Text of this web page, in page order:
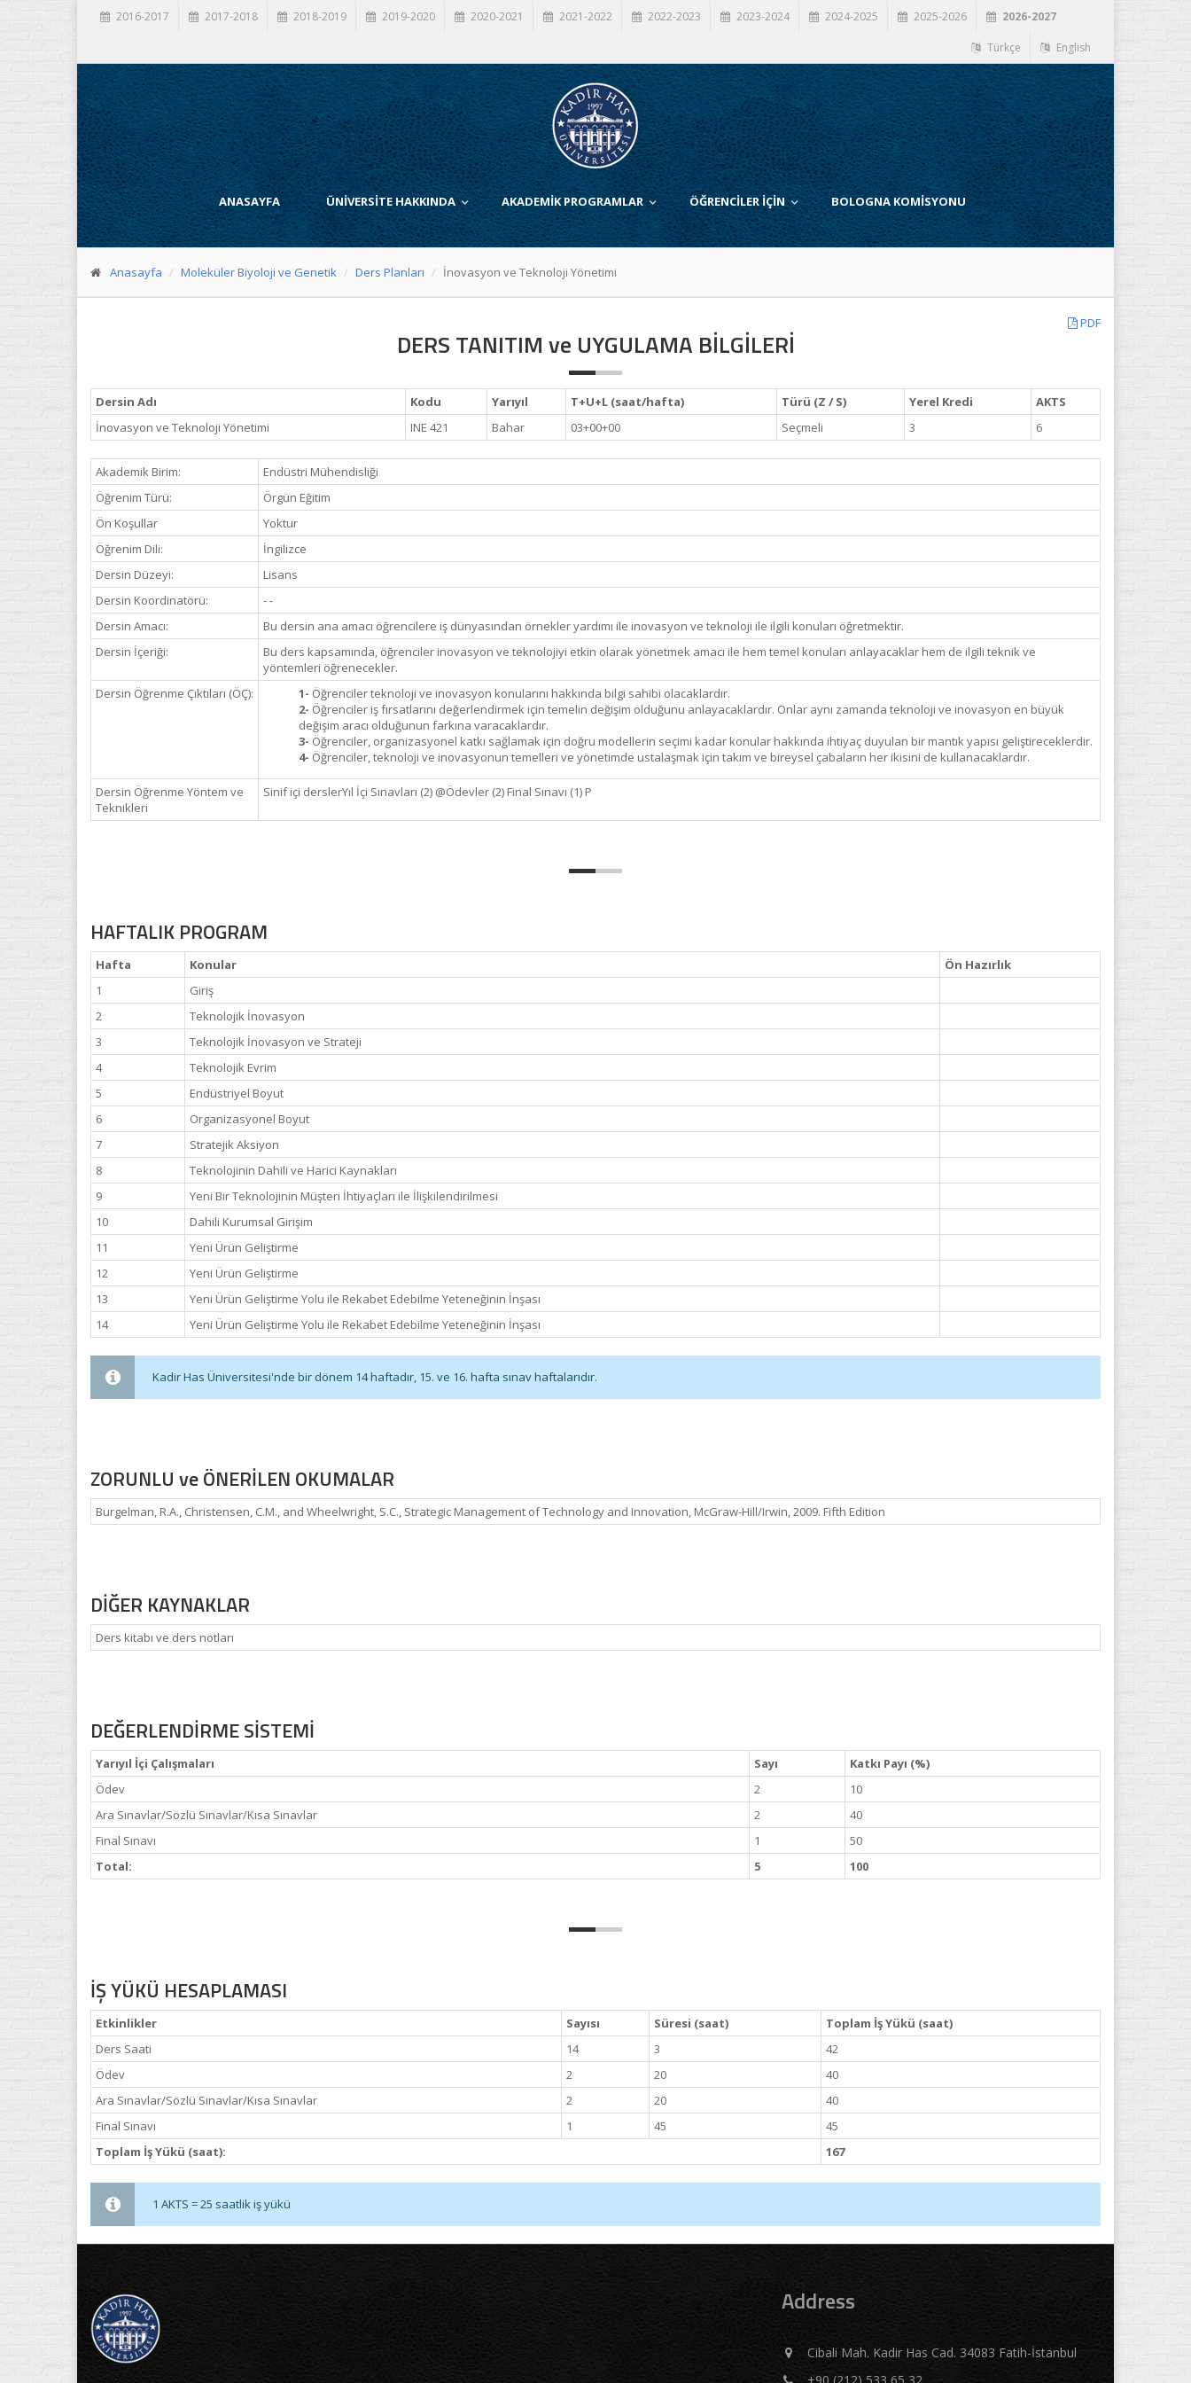
2016-2017 2017-2018 2018-2019 2019-2020 2020-2021 2021-2022 2022-2023 2023-2024 2024-2025 2025-2026 2026-2027
Türkçe English
ANASAYFA ÜNİVERSİTE HAKKINDA AKADEMİK PROGRAMLAR ÖĞRENCİLER İÇİN BOLOGNA KOMİSYONU
Anasayfa Moleküler Biyoloji ve Genetik Ders Planları İnovasyon ve Teknoloji Yönetimi
PDF
DERS TANITIM ve UYGULAMA BİLGİLERİ
Dersin Adı Kodu Yarıyıl T+U+L (saat/hafta) Türü (Z / S) Yerel Kredi
AKTS
İnovasyon ve Teknoloji Yönetimi
INE 421 Bahar 03+00+00 Seçmeli 3 6
Akademik Birim:
Endüstri Mühendisliği
Öğrenim Türü:
Örgün Eğitim
Ön Koşullar
Yoktur
Öğrenim Dili:
İngilizce
Dersin Düzeyi:
Lisans
Dersin Koordinatörü:
- -
Dersin Amacı:
Bu dersin ana amacı öğrencilere iş dünyasından örnekler yardımı ile inovasyon ve teknoloji ile ilgili konuları öğretmektir.
Dersin İçeriği:
Bu ders kapsamında, öğrenciler inovasyon ve teknolojiyi etkin olarak yönetmek amacı ile hem temel konuları anlayacaklar hem de ilgili teknik ve
yöntemleri öğrenecekler.
Dersin Öğrenme Çıktıları (ÖÇ):
1- Öğrenciler teknoloji ve inovasyon konularını hakkında bilgi sahibi olacaklardır.
2- Öğrenciler iş fırsatlarını değerlendirmek için temelin değişim olduğunu anlayacaklardır. Onlar aynı zamanda teknoloji ve inovasyon en büyük
değişim aracı olduğunun farkına varacaklardır.
3- Öğrenciler, organizasyonel katkı sağlamak için doğru modellerin seçimi kadar konular hakkında ihtiyaç duyulan bir mantık yapısı geliştireceklerdir.
4- Öğrenciler, teknoloji ve inovasyonun temelleri ve yönetimde ustalaşmak için takım ve bireysel çabaların her ikisini de kullanacaklardır.
Dersin Öğrenme Yöntem ve
Teknikleri
Sinif içi derslerYıl İçi Sınavları (2) @Ödevler (2) Final Sınavı (1) P
HAFTALIK PROGRAM
Hafta Konular
Ön Hazırlık
1
Giriş
2
Teknolojik İnovasyon
3
Teknolojik İnovasyon ve Strateji
4
Teknolojik Evrim
5
Endüstriyel Boyut
6
Organizasyonel Boyut
7
Stratejik Aksiyon
8
Teknolojinin Dahili ve Harici Kaynakları
9
Yeni Bir Teknolojinin Müşteri İhtiyaçları ile İlişkilendirilmesi
10
Dahili Kurumsal Girişim
11
Yeni Ürün Geliştirme
12
Yeni Ürün Geliştirme
13
Yeni Ürün Geliştirme Yolu ile Rekabet Edebilme Yeteneğinin İnşası
14
Yeni Ürün Geliştirme Yolu ile Rekabet Edebilme Yeteneğinin İnşası
Kadir Has Üniversitesi'nde bir dönem 14 haftadır, 15. ve 16. hafta sınav haftalarıdır.
ZORUNLU ve ÖNERİLEN OKUMALAR
Burgelman, R.A., Christensen, C.M., and Wheelwright, S.C., Strategic Management of Technology and Innovation, McGraw-Hill/Irwin, 2009. Fifth Edition
DİĞER KAYNAKLAR
Ders kitabı ve ders notları
DEĞERLENDİRME SİSTEMİ
Yarıyıl İçi Çalışmaları Sayı
Katkı Payı (%)
Ödev
2
10
Ara Sınavlar/Sözlü Sınavlar/Kısa Sınavlar
2
40
Final Sınavı
1
50
Total:
5 100
İŞ YÜKÜ HESAPLAMASI
Etkinlikler Sayısı Süresi (saat)
Toplam İş Yükü (saat)
Ders Saati
14 3
42
Ödev
2 20
40
Ara Sınavlar/Sözlü Sınavlar/Kısa Sınavlar
2 20
40
Final Sınavı
1 45
45
Toplam İş Yükü (saat):
167
1 AKTS = 25 saatlik iş yükü
Address
Cibali Mah. Kadir Has Cad. 34083 Fatih-İstanbul